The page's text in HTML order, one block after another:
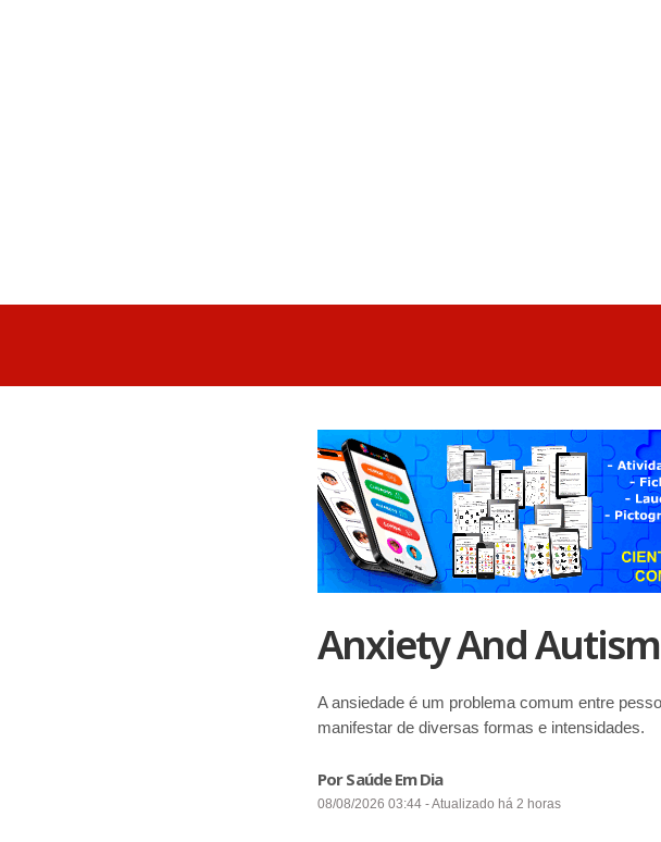
Anxiety And
A ansiedade é um problema comum entre
manifestar de diversas formas e intensidades.
Por Saúde Em Dia
08/08/2026 03:44 - Atualizado há 2 horas